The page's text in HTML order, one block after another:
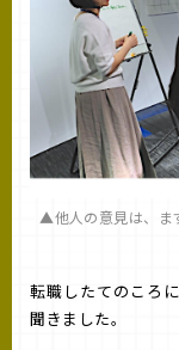
他人の意見は、ま
転職したてのころ
聞きました。